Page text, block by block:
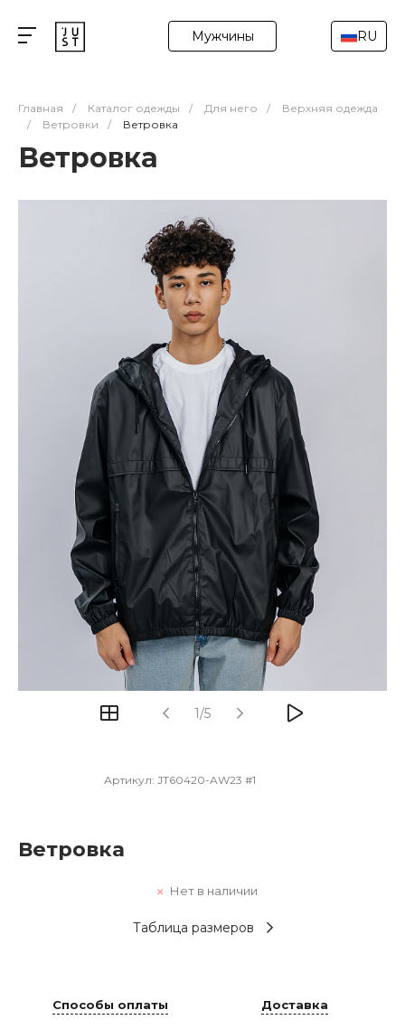
Мужчины RU
Главная / Каталог одежды / Для него /
Верхняя одежда
/
Ветровки / Ветровка
Ветровка
1/5
Артикул: JT60420-AW23 #1
Ветровка
Нет в наличии
Таблица размеров
Способы оплаты Доставка